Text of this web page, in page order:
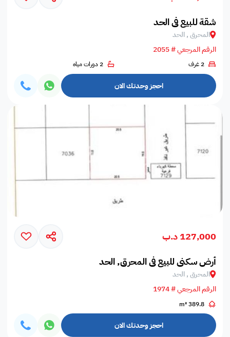
شقة للبيع في الحد
المحرق , الحد
الرقم المرجعي # 2055
2 غرف 2 دورات مياه
احجز وحدتك الان
127,000 د.ب
أرض سكني للبيع في المحرق, الحد
المحرق , الحد
الرقم المرجعي # 1974
389.8 m²
احجز وحدتك الان